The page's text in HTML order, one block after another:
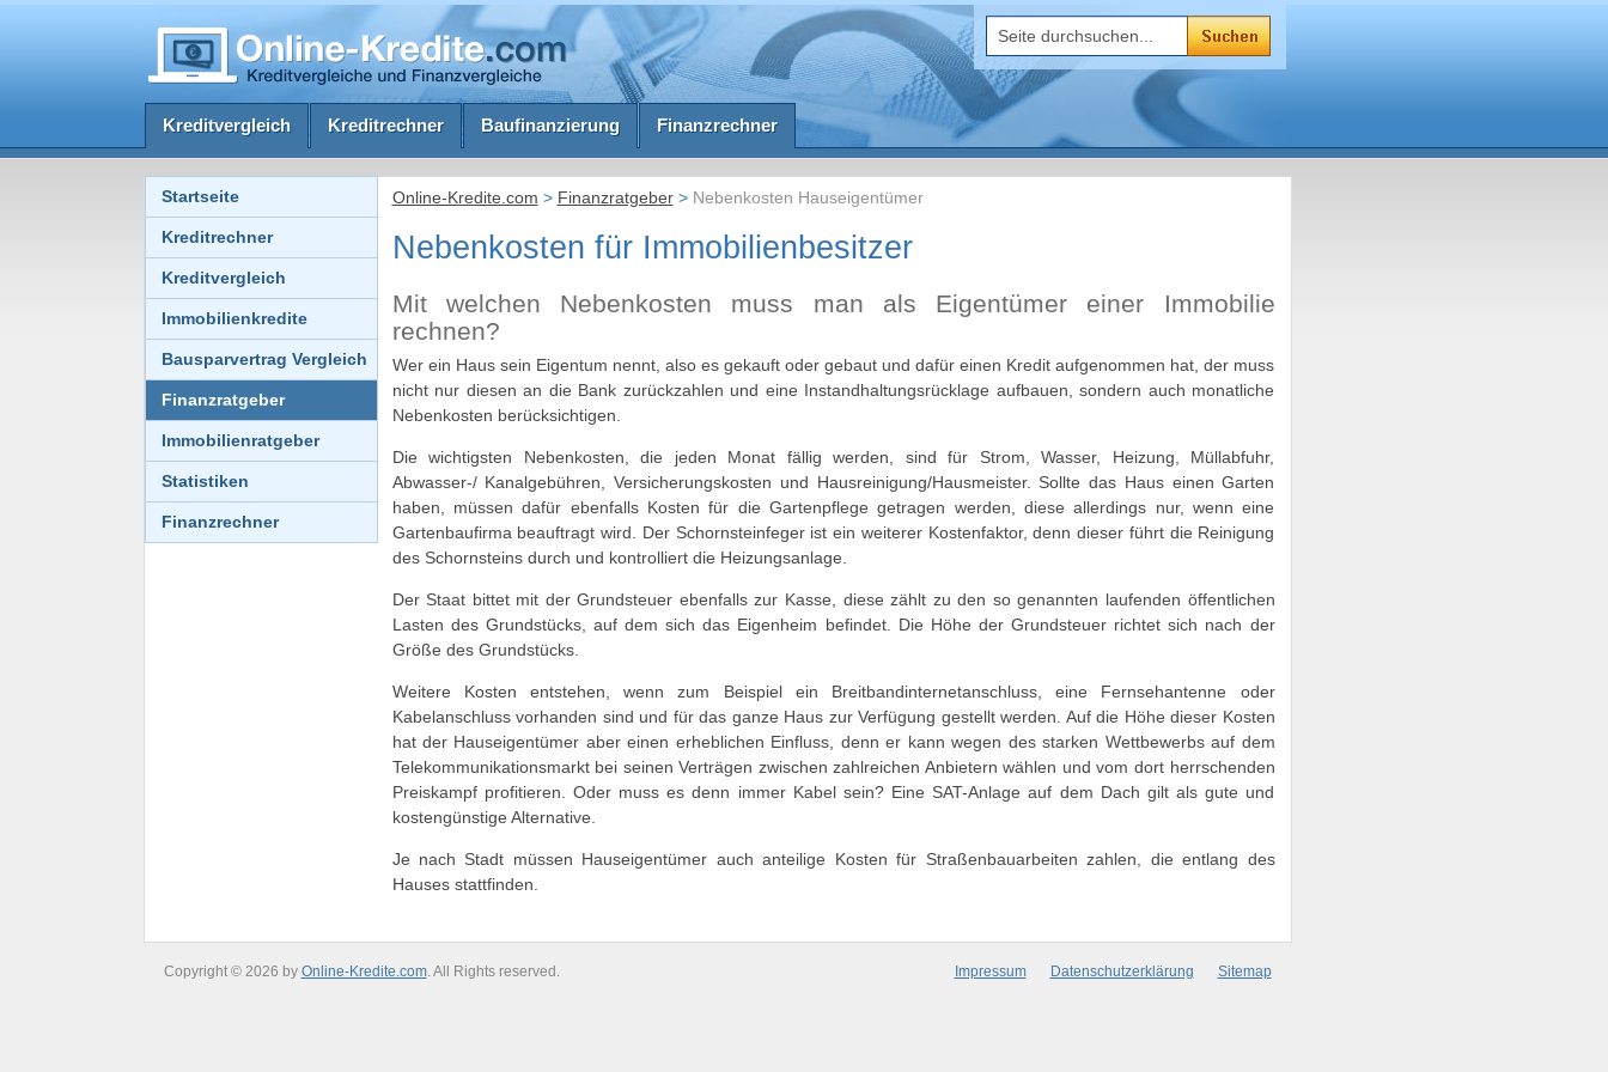
Kreditvergleich Kreditrechner Baufinanzierung Finanzrechner
Online-Kredite.com > Finanzratgeber >Nebenkosten Hauseigentümer
Nebenkosten für Immobilienbesitzer
Mit welchen Nebenkosten muss man als Eigentümer einer Immobilie
rechnen?
Wer ein Haus sein Eigentum nennt, also es gekauft oder gebaut und dafür einen Kredit aufgenommen hat, der muss
nicht nur diesen an die Bank zurückzahlen und eine Instandhaltungsrücklage aufbauen, sondern auch monatliche
Nebenkosten berücksichtigen.
Die wichtigsten Nebenkosten, die jeden Monat fällig werden, sind für Strom, Wasser, Heizung, Müllabfuhr,
Abwasser-/ Kanalgebühren, Versicherungskosten und Hausreinigung/Hausmeister. Sollte das Haus einen Garten
haben, müssen dafür ebenfalls Kosten für die Gartenpflege getragen werden, diese allerdings nur, wenn eine
Gartenbaufirma beauftragt wird. Der Schornsteinfeger ist ein weiterer Kostenfaktor, denn dieser führt die Reinigung
des Schornsteins durch und kontrolliert die Heizungsanlage.
Der Staat bittet mit der Grundsteuer ebenfalls zur Kasse, diese zählt zu den so genannten laufenden öffentlichen
Lasten des Grundstücks, auf dem sich das Eigenheim befindet. Die Höhe der Grundsteuer richtet sich nach der
Größe des Grundstücks.
Weitere Kosten entstehen, wenn zum Beispiel ein Breitbandinternetanschluss, eine Fernsehantenne oder
Kabelanschluss vorhanden sind und für das ganze Haus zur Verfügung gestellt werden. Auf die Höhe dieser Kosten
hat der Hauseigentümer aber einen erheblichen Einfluss, denn er kann wegen des starken Wettbewerbs auf dem
Telekommunikationsmarkt bei seinen Verträgen zwischen zahlreichen Anbietern wählen und vom dort herrschenden
Preiskampf profitieren. Oder muss es denn immer Kabel sein? Eine SAT-Anlage auf dem Dach gilt als gute und
kostengünstige Alternative.
Je nach Stadt müssen Hauseigentümer auch anteilige Kosten für Straßenbauarbeiten zahlen, die entlang des
Hauses stattfinden.
Startseite
Kreditrechner
Kreditvergleich
Immobilienkredite
Bausparvertrag Vergleich
Finanzratgeber
Immobilienratgeber
Statistiken
Finanzrechner
Copyright © 2026 by Online-Kredite.com. All Rights reserved. Impressum Datenschutzerklärung Sitemap